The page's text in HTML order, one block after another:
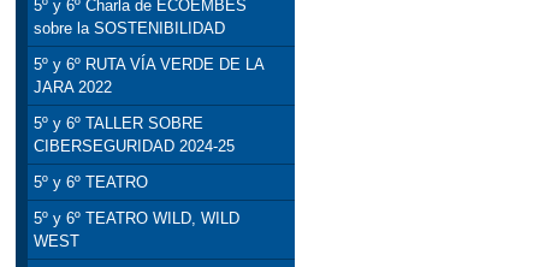
5º y 6º Charla de ECOEMBES
sobre la SOSTENIBILIDAD
5º y 6º RUTA VÍA VERDE DE LA
JARA 2022
5º y 6º TALLER SOBRE
CIBERSEGURIDAD 2024-25
5º y 6º TEATRO
5º y 6º TEATRO WILD, WILD
WEST